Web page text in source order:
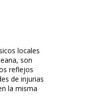
locales
son
reflejos
de injurias
la misma